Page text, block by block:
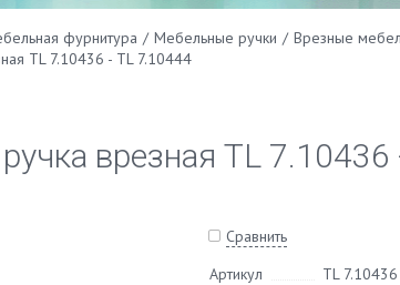
фурнитура / Мебельные ручки / Врезные
TL 7.10436 - TL 7.10444
врезная TL
Сравнить
Артикул
TL